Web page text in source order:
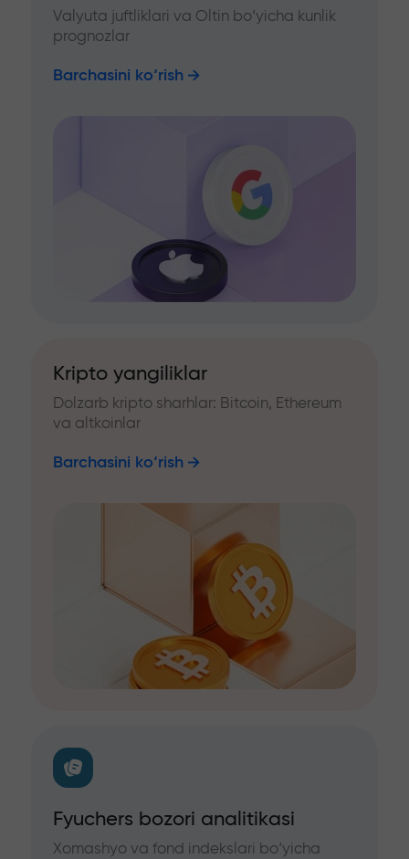
Valyuta juftliklari va Oltin bo‘yicha kunlik
prognozlar
Barchasini ko‘rish
Kripto yangiliklar
Dolzarb kripto sharhlar: Bitcoin, Ethereum
va altkoinlar
Barchasini ko‘rish
Fyuchers bozori analitikasi
Xomashyo va fond indekslari bo‘yicha